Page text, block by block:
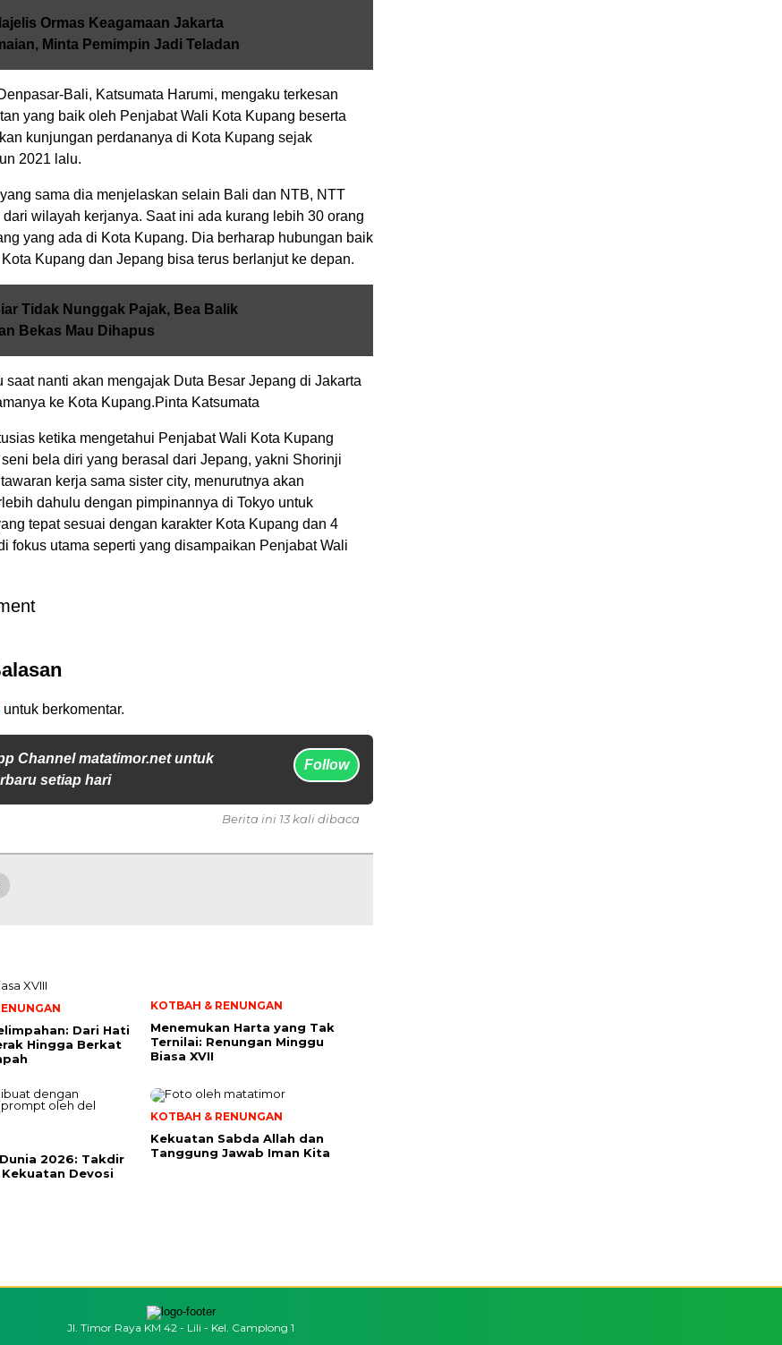
Ormas Keagamaan Jakarta
Minta Pemimpin Jadi Teladan
Bali, Katsumata Harumi, mengaku terkesan
yang baik oleh Penjabat Wali Kota Kupang beserta
kunjungan perdananya di Kota Kupang sejak
2021 lalu.
sama dia menjelaskan selain Bali dan NTB, NTT
wilayah kerjanya. Saat ini ada kurang lebih 30 orang
yang ada di Kota Kupang. Dia berharap hubungan baik
Kupang dan Jepang bisa terus berlanjut ke depan.
Tidak Nunggak Pajak, Bea Balik
Bekas Mau Dihapus
saat nanti akan mengajak Duta Besar Jepang di Jakarta
ke Kota Kupang.Pinta Katsumata
ketika mengetahui Penjabat Wali Kota Kupang
bela diri yang berasal dari Jepang, yakni Shorinji
kerja sama sister city, menurutnya akan
dahulu dengan pimpinannya di Tokyo untuk
tepat sesuai dengan karakter Kota Kupang dan 4
fokus utama seperti yang disampaikan Penjabat Wali
untuk berkomentar.
Channel matatimor.net untuk
setiap hari
Follow
Berita ini 13 kali dibaca
Dari Hati
Hingga Berkat
KOTBAH & RENUNGAN
Menemukan Harta yang Tak
Ternilai: Renungan Minggu
Biasa XVII
2026: Takdir
Kekuatan Devosi
KOTBAH & RENUNGAN
Kekuatan Sabda Allah dan
Tanggung Jawab Iman Kita
Jl. Timor Raya KM 42 - Lili - Kel. Camplong 1